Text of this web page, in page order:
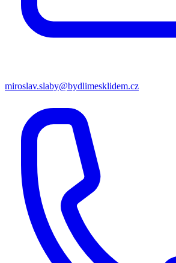
miroslav.slaby@bydlimesklidem.cz